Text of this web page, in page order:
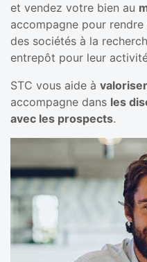
et vendez votre bien au
accompagne pour
des sociétés à la
entrepôt pour leur
STC vous aide à
accompagne dans les
avec les prospects.